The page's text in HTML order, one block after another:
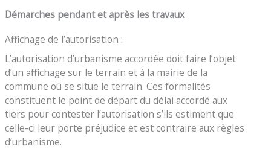
Démarches pendant et après les travaux
Affichage de l’autorisation :
L’autorisation d’urbanisme accordée doit faire l’objet
d’un affichage sur le terrain et à la mairie de la
commune où se situe le terrain. Ces formalités
constituent le point de départ du délai accordé aux
tiers pour contester l’autorisation s’ils estiment que
celle-ci leur porte préjudice et est contraire aux règles
d’urbanisme.